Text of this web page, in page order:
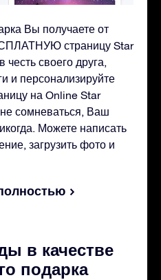
Вы получаете от
страницу Star
честь своего друга,
и персонализируйте
на Online Star
сомневаться, Ваш
Можете написать
загрузить фото и
в качестве
подарка